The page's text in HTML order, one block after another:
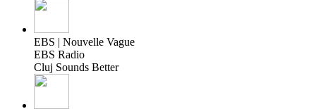
EBS | Nouvelle Vague
EBS Radio
Cluj Sounds Better